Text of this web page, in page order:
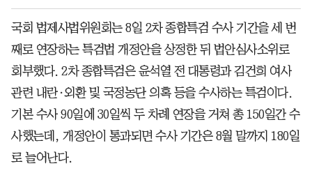
국회 법제사법위원회는 8일 2차 종합특검 수사 기간을 세 번
째로 연장하는 특검법 개정안을 상정한 뒤 법안심사소위로
회부했다. 2차 종합특검은 윤석열 전 대통령과 김건희 여사
관련 내란·외환 및 국정농단 의혹 등을 수사하는 특검이다.
기본 수사 90일에 30일씩 두 차례 연장을 거쳐 총 150일간 수
사했는데, 개정안이 통과되면 수사 기간은 8월 말까지 180일
로 늘어난다.